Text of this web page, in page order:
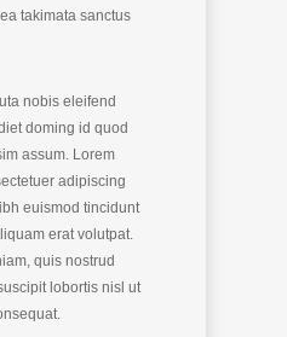
takimata sanctus
nobis eleifend
doming id quod
assum. Lorem
adipiscing
euismod tincidunt
erat volutpat.
quis nostrud
lobortis nisl ut